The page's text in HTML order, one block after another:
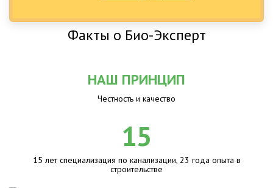
Факты о Био-Эксперт
НАШ ПРИНЦИП
Честность и качество
15
15 лет специализация по канализации, 23 года опыта в
строительстве